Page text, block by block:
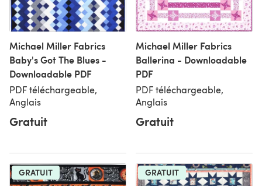
Michael Miller Fabrics
Baby's Got The Blues -
Downloadable PDF
PDF téléchargeable,
Anglais
Gratuit
Michael Miller Fabrics
Ballerina - Downloadable
PDF
PDF téléchargeable,
Anglais
Gratuit
GRATUIT GRATUIT